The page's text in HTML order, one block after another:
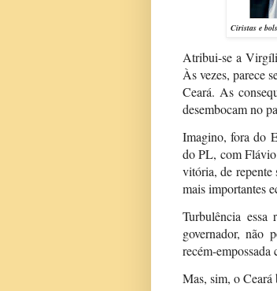
Ciristas e
Atribui-se a
Às vezes, parece
Ceará. As
desembocam no
Imagino, fora do
do PL, com Flávio
vitória, de repente
mais importantes
Turbulência essa
governador, não
recém-empossada
Mas, sim, o